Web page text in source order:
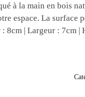
à la main en bois
espace. La surface
8cm | Largeur : 7cm